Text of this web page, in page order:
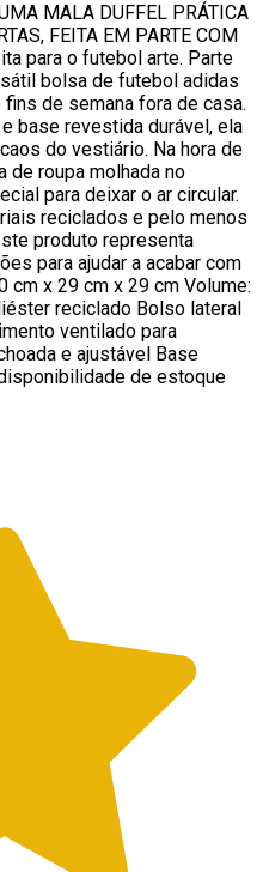
MALA DUFFEL PRÁTICA
FEITA EM PARTE COM
para o futebol arte. Parte
bolsa de futebol adidas
de semana fora de casa.
base revestida durável, ela
do vestiário. Na hora de
de roupa molhada no
para deixar o ar circular.
reciclados e pelo menos
produto representa
para ajudar a acabar com
x 29 cm x 29 cm Volume:
reciclado Bolso lateral
ventilado para
e ajustável Base
de estoque